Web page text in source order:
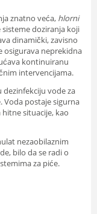
znatno veća, hlorni
doziranja koji
dinamički, zavisno
osigurava neprekidna
kontinuiranu
intervencijama.
vode za
Voda postaje sigurna
hitne situacije, kao
nezaobilaznim
bilo da se radi o
za piće.